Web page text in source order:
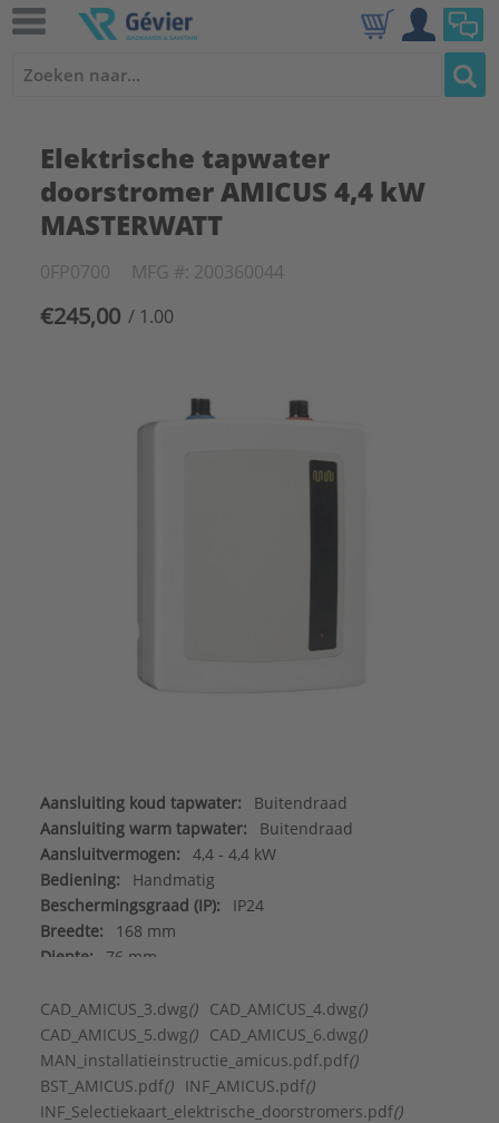
Elektrische tapwater
doorstromer AMICUS 4,4 kW
MASTERWATT
0FP0700 MFG #: 200360044
€245,00 / 1.00
Aansluiting koud tapwater:
Buitendraad
Aansluiting warm tapwater:
Buitendraad
Aansluitvermogen:
4,4 - 4,4 kW
Bediening:
Handmatig
Beschermingsgraad (IP):
IP24
Breedte:
168 mm
Diepte:
76 mm
Geschikt voor KNX:
Nee
Geschikt voor kunststof buis: Ja
Geschikt voor voorverwarmd water:
Nee
Gewicht:
2,1 kg
Hoogte: 200 mm
CAD_AMICUS_3.dwg() CAD_AMICUS_4.dwg()
CAD_AMICUS_5.dwg() CAD_AMICUS_6.dwg()
MAN_installatieinstructie_amicus.pdf.pdf()
BST_AMICUS.pdf() INF_AMICUS.pdf()
INF_Selectiekaart_elektrische_doorstromers.pdf()